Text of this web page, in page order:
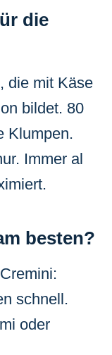
die
die mit Käse
bildet. 80
Klumpen.
Immer al
besten?
schnell.
oder